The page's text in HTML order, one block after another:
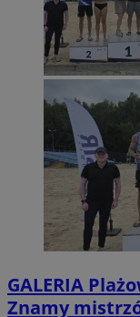
GALERIA
Znamy